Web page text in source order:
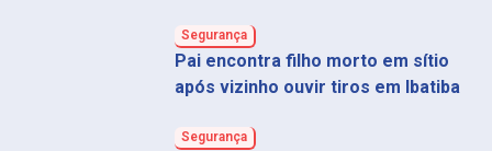
Segurança
Pai encontra filho morto em sítio
após vizinho ouvir tiros em Ibatiba
Segurança